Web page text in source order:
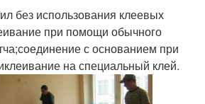
без использования клеевых
при помощи обычного
с основанием при
на специальный клей.